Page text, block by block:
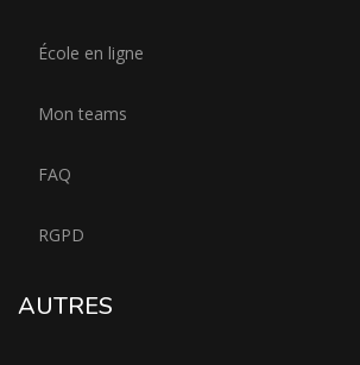
École en ligne
Mon teams
FAQ
RGPD
AUTRES